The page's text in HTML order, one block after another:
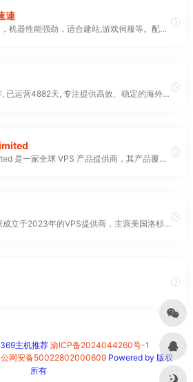
連
主营中国台湾VPS，机器性能强劲，适合建站,游戏伺服等。配置可以后台升降。IP 相当干净，解锁美丽
Kvmla始于2011年, 已运营4882天, 专注提供高效、稳定的海外VPS与独立服务器
Back Waves Limited 是一家全球 VPS 产品提供商，其产品覆盖香港、日本、美国、新加坡等地，能够满足客户的不同需求。该公司提供多种类型的 VPS 产品，包括东京 IIJ、香港 HGC 静态、香港 BGP Global、洛杉矶 BGP Global 等
TechnoVM 是一家成立于2023年的VPS提供商，主营美国洛杉矶（4837线路）的KVM VPS，专注于为中国用户提供高性价比的服务器服务。其主要特色包括三网骨干直连，适合需要低延迟的用户；支持流媒体解锁服务，可解锁 Netflix、Disney+ 等多种流媒体平台；采用 RAID10 阵列存储，确保数据的安全性和高性能；并提供每日异地备份服务，保障数据安全。 TechnoVM 支持多种支付方式，包括微信和支付宝，方便中国用户使用。其 VPS 性能稳定，基于 KVM 虚拟化技术和全 SSD 硬盘配置，提供从 1 核 1GB 到 4 核 8GB 的多种套餐选择，带宽最高可达 1Gbps，流量最高为 10TB/月，价格实惠，最低仅 ¥24/月
主机推荐 渝ICP备2024044260号-1
网安备50022802000609Powered by 版权
所有